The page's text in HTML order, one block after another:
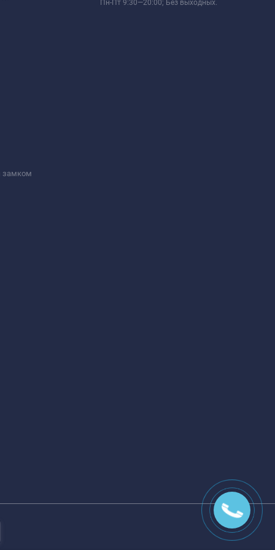
замком
Пн-Пт 9:30—20:00; Без выходных.